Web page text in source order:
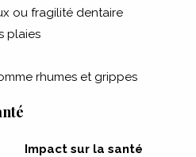
ou fragilité dentaire
plaies
rhumes et grippes
Impact sur la santé